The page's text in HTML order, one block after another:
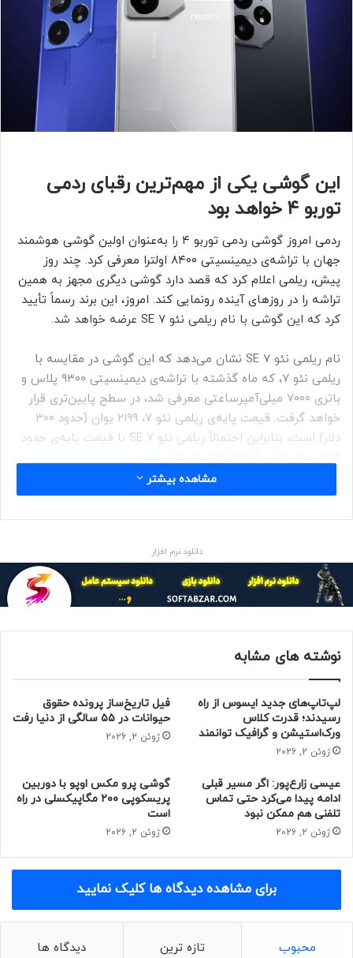
این گوشی یکی از مهم‌ترین رقبای ردمی
توربو ۴ خواهد بود
ردمی امروز گوشی ردمی توربو ۴ را به‌عنوان اولین گوشی هوشمند
جهان با تراشه‌ی دیمینسیتی ۸۴۰۰ اولترا معرفی کرد. چند روز
پیش، ریلمی اعلام کرد که قصد دارد گوشی دیگری مجهز به همین
تراشه را در روزهای آینده رونمایی کند. امروز، این برند رسماً تأیید
کرد که این گوشی با نام ریلمی نئو 7 SE عرضه خواهد شد.
نام ریلمی نئو 7 SE نشان می‌دهد که این گوشی در مقایسه با
ریلمی نئو ۷، که ماه گذشته با تراشه‌ی دیمینسیتی ۹۳۰۰ پلاس و
باتری ۷۰۰۰ میلی‌آمپرساعتی معرفی شد، در سطح پایین‌تری قرار
خواهد گرفت. قیمت پایه‌ی ریلمی نئو ۷، ۲۱۹۹ یوان (حدود ۳۰۰
دلار) است، بنابراین احتمالاً ریلمی نئو 7 SE با قیمت پایه‌ی حدود
ریلمی همچنین تأیید کرده است که گوشی ریلمی مدل نئو 7 SE
در فوریه‌ی ۲۰۲۵ (بهمن و اسفند ۱۴۰۳) در چین رونمایی خواهد
شد. این گوشی جانشین ریلمی GT Neo 6 SE خواهد بود. لازم به
یادآوری است که ریلمی GT نئو 6 SE با نام ریلمی GT 6T در
بازارهای خارج از چین عرضه شد. بنابراین، این احتمال وجود دارد
شود.
به گفته‌ی دیجیتال‌چت‌استیشن در شبکه‌ی اجتماعی ویبو، ریلمی
نئو 7 SE نیز به یک باتری ۷۰۰۰ میلی‌آمپرساعتی مجهز خواهد بود
مشخصات این گوشی هنوز به‌صورت رسمی اعلام نشده است.
مشاهده بیشتر
دانلود نرم افزار
نوشته های مشابه
لپ‌تاپ‌های جدید ایسوس از راه
رسیدند؛ قدرت کلاس
ورک‌استیشن و گرافیک توانمند
ژوئن 2, 2026
فیل تاریخ‌ساز پرونده حقوق
حیوانات در ۵۵ سالگی از دنیا رفت
ژوئن 2, 2026
عیسی زارع‌پور: اگر مسیر قبلی
ادامه پیدا می‌کرد حتی تماس
تلفنی هم ممکن نبود
ژوئن 2, 2026
گوشی پرو مکس اوپو با دوربین
پریسکوپی ۲۰۰ مگاپیکسلی در راه
است
ژوئن 2, 2026
برای مشاهده دیدگاه ها کلیک نمایید
محبوب تازه ترین دیدگاه ها